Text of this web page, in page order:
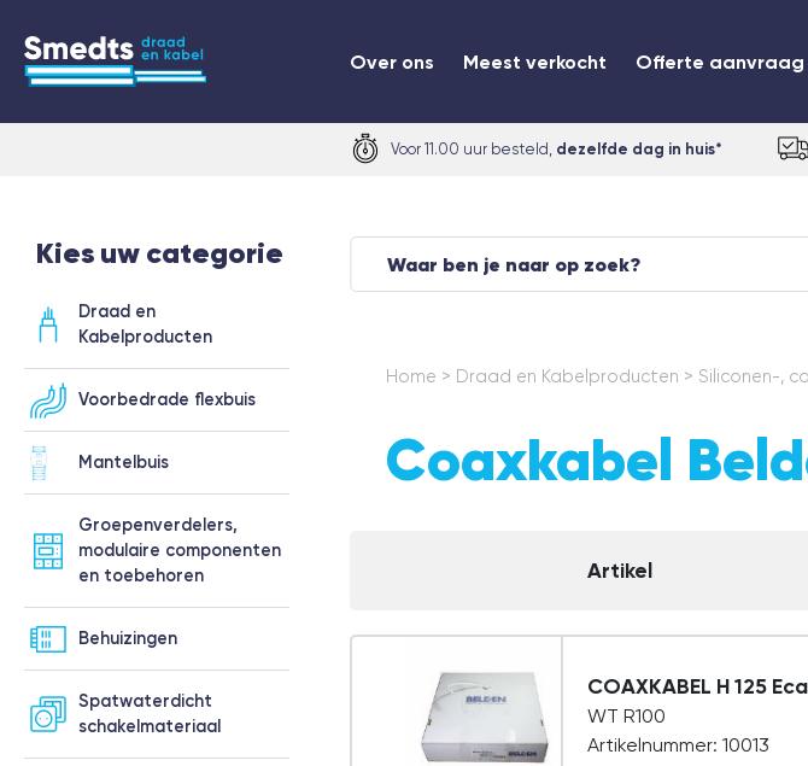
Over ons Meest verkocht Offerte aanvraag
Voor 11.00 uur besteld, dezelfde dag in huis*
Kies uw categorie
Draad en
Kabelproducten
Voorbedrade flexbuis
Mantelbuis
Groepenverdelers,
modulaire componenten
en toebehoren
Behuizingen
Spatwaterdicht
schakelmateriaal
Home > Draad en Kabelproducten > Siliconen-,
Coaxkabel
Artikel
COAXKABEL H 125
WT R100
Artikelnummer: 10013